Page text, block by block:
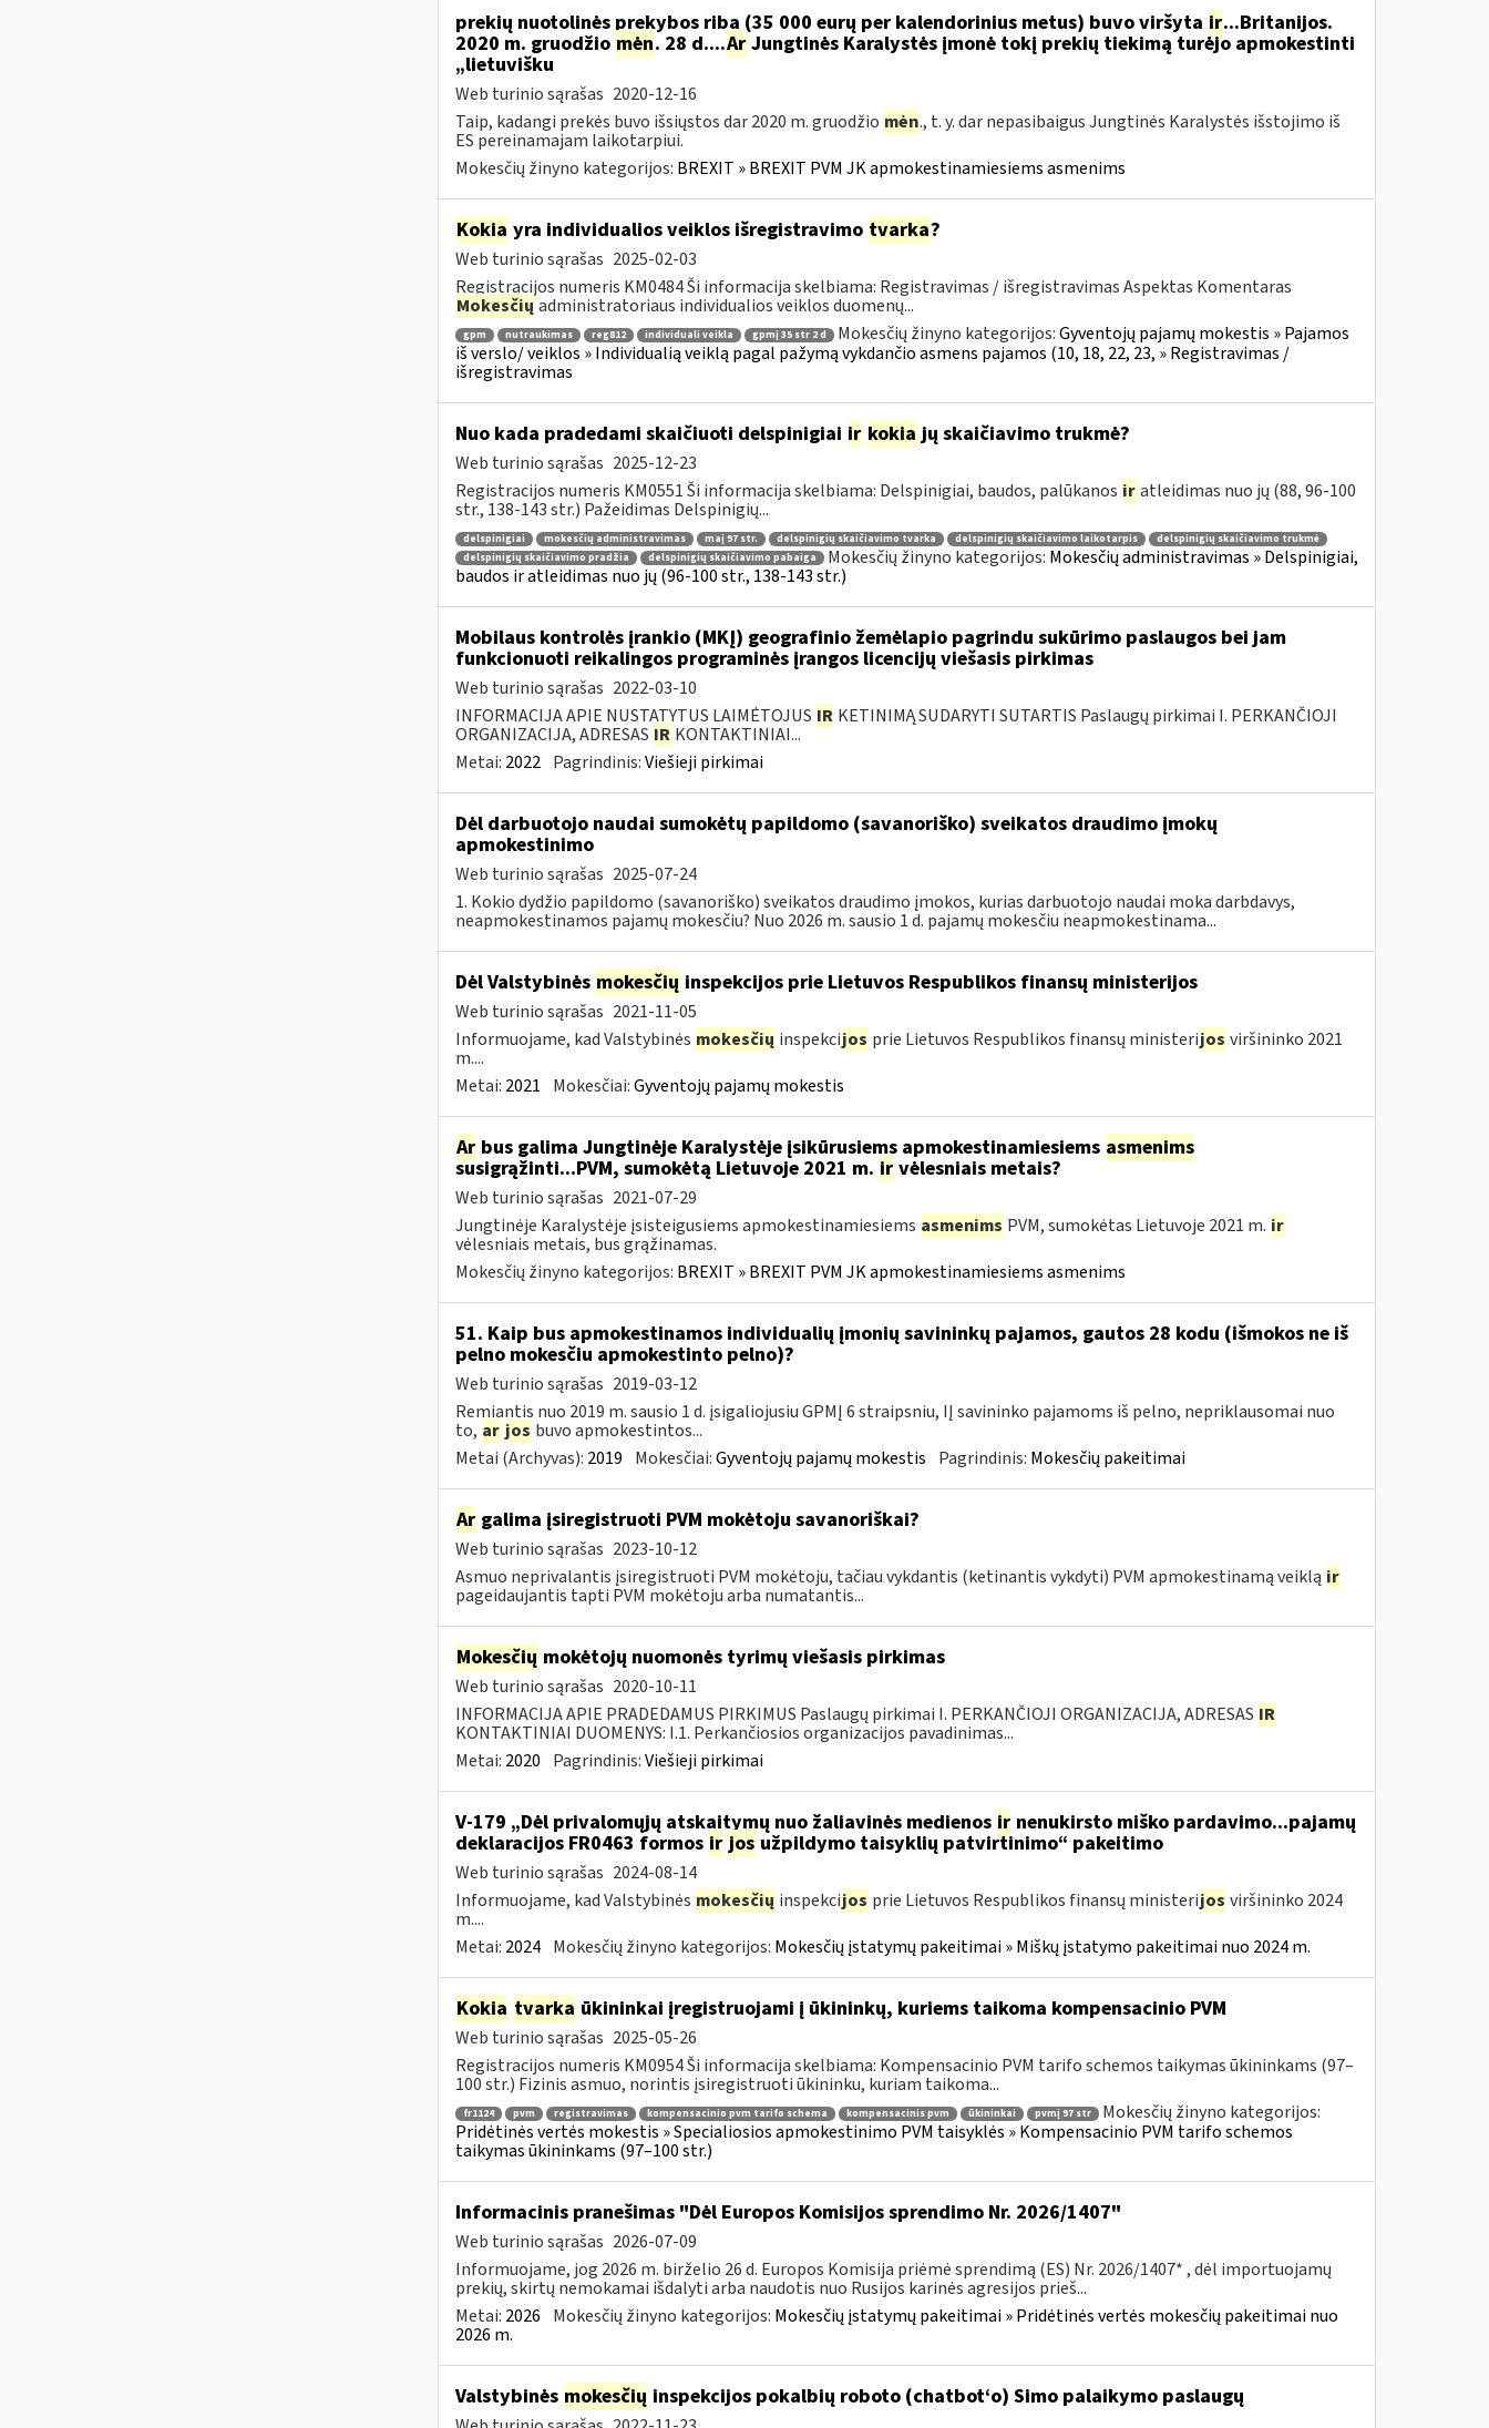
prekių nuotolinės prekybos riba (35 000 eurų per kalendorinius metus) buvo viršyta ir...Britanijos.
2020 m. gruodžio mėn. 28 d....ArJungtinės Karalystės įmonė tokį prekių tiekimą turėjo apmokestinti
„lietuvišku
Web turinio sąrašas 2020-12-16
Taip, kadangi prekės buvo išsiųstos dar 2020 m. gruodžio mėn., t. y. dar nepasibaigus Jungtinės Karalystės išstojimo iš
ES pereinamajam laikotarpiui.
Mokesčių žinyno kategorijos: BREXIT » BREXIT PVM JK apmokestinamiesiems asmenims
Kokia yra individualios veiklos išregistravimo tvarka?
Web turinio sąrašas 2025-02-03
Registracijos numeris KM0484 Ši informacija skelbiama: Registravimas / išregistravimas Aspektas Komentaras
Mokesčių administratoriaus individualios veiklos duomenų...
gpm nutraukimas reg812 individuali veikla gpmį 35 str 2 d Mokesčių žinyno kategorijos:Gyventojų pajamų mokestis » Pajamos
iš verslo/ veiklos » Individualią veiklą pagal pažymą vykdančio asmens pajamos (10, 18, 22, 23, » Registravimas /
išregistravimas
Nuo kada pradedami skaičiuoti delspinigiai ir kokia jų skaičiavimo trukmė?
Web turinio sąrašas 2025-12-23
Registracijos numeris KM0551 Ši informacija skelbiama: Delspinigiai, baudos, palūkanos ir atleidimas nuo jų (88, 96-100
str., 138-143 str.) Pažeidimas Delspinigių...
delspinigiai mokesčių administravimas maį 97 str. delspinigių skaičiavimo tvarka delspinigių skaičiavimo laikotarpis
delspinigių skaičiavimo trukmė
delspinigių skaičiavimo pradžia
delspinigių skaičiavimo pabaiga Mokesčių žinyno kategorijos: Mokesčių administravimas » Delspinigiai,
baudos ir atleidimas nuo jų (96-100 str., 138-143 str.)
Mobilaus kontrolės įrankio (MKĮ) geografinio žemėlapio pagrindu sukūrimo paslaugos bei jam
funkcionuoti reikalingos programinės įrangos licencijų viešasis pirkimas
Web turinio sąrašas 2022-03-10
INFORMACIJA APIE NUSTATYTUS LAIMĖTOJUS IR KETINIMĄ SUDARYTI SUTARTIS Paslaugų pirkimai I. PERKANČIOJI
ORGANIZACIJA, ADRESAS IR KONTAKTINIAI...
Metai: 2022 Pagrindinis:Viešieji pirkimai
Dėl darbuotojo naudai sumokėtų papildomo (savanoriško) sveikatos draudimo įmokų
apmokestinimo
Web turinio sąrašas 2025-07-24
1. Kokio dydžio papildomo (savanoriško) sveikatos draudimo įmokos, kurias darbuotojo naudai moka darbdavys,
neapmokestinamos pajamų mokesčiu? Nuo 2026 m. sausio 1 d. pajamų mokesčiu neapmokestinama...
Dėl Valstybinės mokesčių inspekcijos prie Lietuvos Respublikos finansų ministerijos
Web turinio sąrašas 2021-11-05
Informuojame, kad Valstybinės mokesčių inspekcijos prie Lietuvos Respublikos finansų ministerijos viršininko 2021
m....
Metai: 2021 Mokesčiai:Gyventojų pajamų mokestis
Arbus galima Jungtinėje Karalystėje įsikūrusiems apmokestinamiesiems asmenims
susigrąžinti...PVM, sumokėtą Lietuvoje 2021 m. irvėlesniais metais?
Web turinio sąrašas 2021-07-29
Jungtinėje Karalystėje įsisteigusiems apmokestinamiesiems asmenims PVM, sumokėtas Lietuvoje 2021 m. ir
vėlesniais metais, bus grąžinamas.
Mokesčių žinyno kategorijos: BREXIT » BREXIT PVM JK apmokestinamiesiems asmenims
51. Kaip bus apmokestinamos individualių įmonių savininkų pajamos, gautos 28 kodu (išmokos ne iš
pelno mokesčiu apmokestinto pelno)?
Web turinio sąrašas 2019-03-12
Remiantis nuo 2019 m. sausio 1 d. įsigaliojusiu GPMĮ 6 straipsniu, IĮ savininko pajamoms iš pelno, nepriklausomai nuo
to, ar jos buvo apmokestintos...
Metai (Archyvas): 2019 Mokesčiai:Gyventojų pajamų mokestis Pagrindinis: Mokesčių pakeitimai
Argalima įsiregistruoti PVM mokėtoju savanoriškai?
Web turinio sąrašas 2023-10-12
Asmuo neprivalantis įsiregistruoti PVM mokėtoju, tačiau vykdantis (ketinantis vykdyti) PVM apmokestinamą veiklą ir
pageidaujantis tapti PVM mokėtoju arba numatantis...
Mokesčių mokėtojų nuomonės tyrimų viešasis pirkimas
Web turinio sąrašas 2020-10-11
INFORMACIJA APIE PRADEDAMUS PIRKIMUS Paslaugų pirkimai I. PERKANČIOJI ORGANIZACIJA, ADRESAS IR
KONTAKTINIAI DUOMENYS: I.1. Perkančiosios organizacijos pavadinimas...
Metai: 2020 Pagrindinis:Viešieji pirkimai
V-179 „Dėl privalomųjų atskaitymų nuo žaliavinės medienos irnenukirsto miško pardavimo...pajamų
deklaracijos FR0463 formos ir jos užpildymo taisyklių patvirtinimo“ pakeitimo
Web turinio sąrašas 2024-08-14
Informuojame, kad Valstybinės mokesčių inspekcijos prie Lietuvos Respublikos finansų ministerijos viršininko 2024
m....
Metai: 2024 Mokesčių žinyno kategorijos: Mokesčių įstatymų pakeitimai » Miškų įstatymo pakeitimai nuo 2024 m.
Kokia tvarka ūkininkai įregistruojami į ūkininkų, kuriems taikoma kompensacinio PVM
Web turinio sąrašas 2025-05-26
Registracijos numeris KM0954 Ši informacija skelbiama: Kompensacinio PVM tarifo schemos taikymas ūkininkams (97–
100 str.) Fizinis asmuo, norintis įsiregistruoti ūkininku, kuriam taikoma...
fr1124 pvm registravimas kompensacinio pvm tarifo schema kompensacinis pvm ūkininkai pvmį 97 str
Mokesčių žinyno kategorijos:
Pridėtinės vertės mokestis » Specialiosios apmokestinimo PVM taisyklės » Kompensacinio PVM tarifo schemos
taikymas ūkininkams (97–100 str.)
Informacinis pranešimas "Dėl Europos Komisijos sprendimo Nr. 2026/1407"
Web turinio sąrašas 2026-07-09
Informuojame, jog 2026 m. birželio 26 d. Europos Komisija priėmė sprendimą (ES) Nr. 2026/1407* , dėl importuojamų
prekių, skirtų nemokamai išdalyti arba naudotis nuo Rusijos karinės agresijos prieš...
Metai: 2026 Mokesčių žinyno kategorijos: Mokesčių įstatymų pakeitimai » Pridėtinės vertės mokesčių pakeitimai nuo
2026 m.
Valstybinės mokesčių inspekcijos pokalbių roboto (chatbot‘o) Simo palaikymo paslaugų